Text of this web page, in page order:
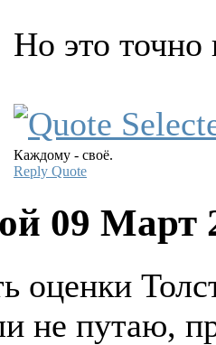
Но это
Каждому - своё.
Reply Quote
09 Март
оценки
не путаю,